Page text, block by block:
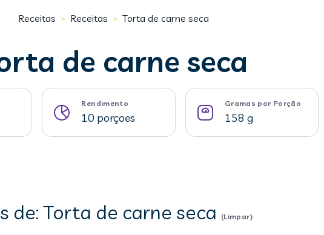
Receitas > Receitas > Torta de carne seca
de carne seca
Rendimento
10 porçoes
Gramas por Porção
158 g
de: Torta de carne seca (Limpar)